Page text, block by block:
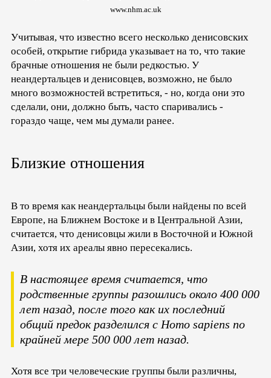
www.nhm.ac.uk
Учитывая, что известно всего несколько денисовских
особей, открытие гибрида указывает на то, что такие
брачные отношения не были редкостью. У
неандертальцев и денисовцев, возможно, не было
много возможностей встретиться, - но, когда они это
сделали, они, должно быть, часто спаривались -
гораздо чаще, чем мы думали ранее.
Близкие отношения
В то время как неандертальцы были найдены по всей
Европе, на Ближнем Востоке и в Центральной Азии,
считается, что денисовцы жили в Восточной и Южной
Азии, хотя их ареалы явно пересекались.
В настоящее время считается, что
родственные группы разошлись около 400 000
лет назад, после того как их последний
общий предок разделился с Homo sapiens по
крайней мере 500 000 лет назад.
Хотя все три человеческие группы были различны,